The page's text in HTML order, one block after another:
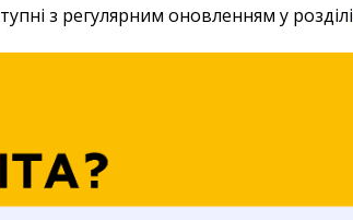
з регулярним оновленням у розділі